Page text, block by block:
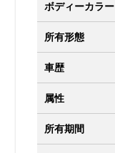
ボディーカラー
所有形態
車歴
属性
所有期間